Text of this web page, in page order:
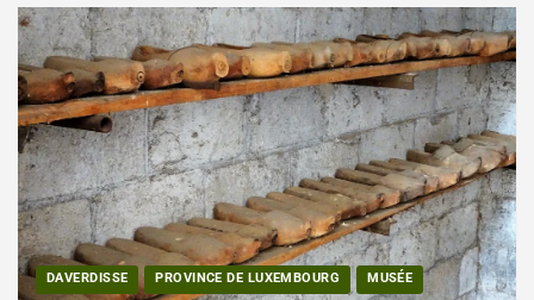
DAVERDISSE PROVINCE DE LUXEMBOURG MUSÉE